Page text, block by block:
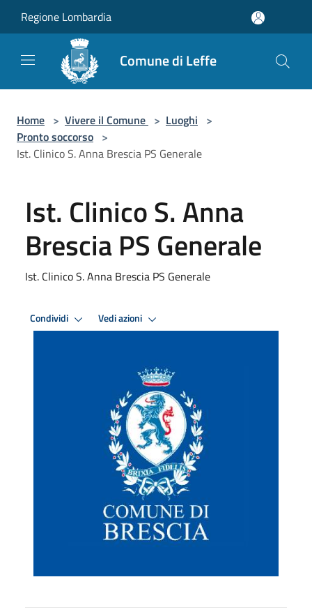
Regione Lombardia
Comune di Leffe
Home > Vivere il Comune > Luoghi >
Pronto soccorso >
Ist. Clinico S. Anna Brescia PS Generale
Ist. Clinico S. Anna
Brescia PS Generale
Ist. Clinico S. Anna Brescia PS Generale
Condividi Vedi azioni